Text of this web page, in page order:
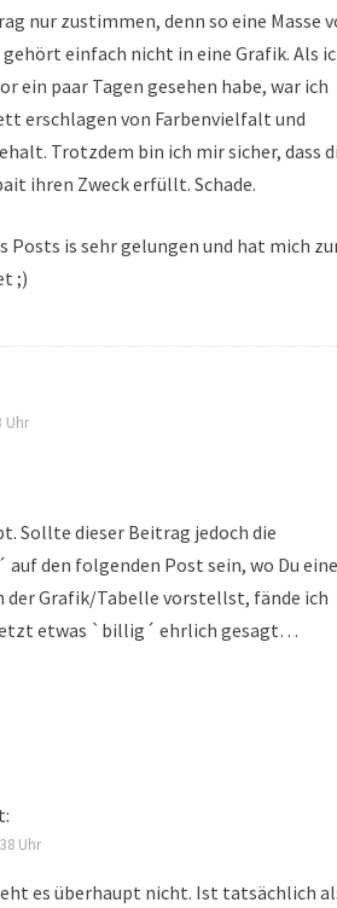
nur zustimmen, denn so eine Masse
einfach nicht in eine Grafik. Als
ein paar Tagen gesehen habe, war ich
erschlagen von Farbenvielfalt und
Trotzdem bin ich mir sicher, dass
ihren Zweck erfüllt. Schade.
Posts is sehr gelungen und hat mich
;)
Uhr
Sollte dieser Beitrag jedoch die
den folgenden Post sein, wo Du eine
der Grafik/Tabelle vorstellst, fände ich
etwas `billig´ ehrlich gesagt…
Uhr
es überhaupt nicht. Ist tatsächlich